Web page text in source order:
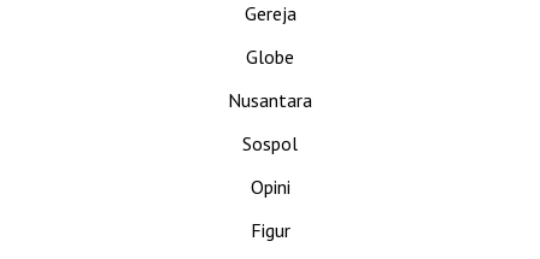
Gereja
Globe
Nusantara
Sospol
Opini
Figur